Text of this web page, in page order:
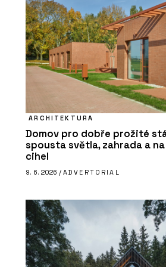
ARCHITEKTURA
Domov pro dobře prožité
spousta světla, zahrada a
cihel
9. 6. 2026 / ADVERTORIAL